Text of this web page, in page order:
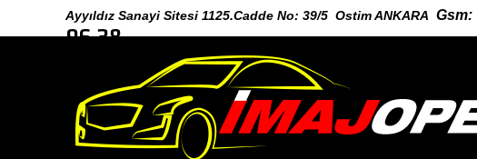
Ayyıldız Sanayi Sitesi 1125.Cadde No: 39/5 Ostim ANKARA Gsm:
96 38